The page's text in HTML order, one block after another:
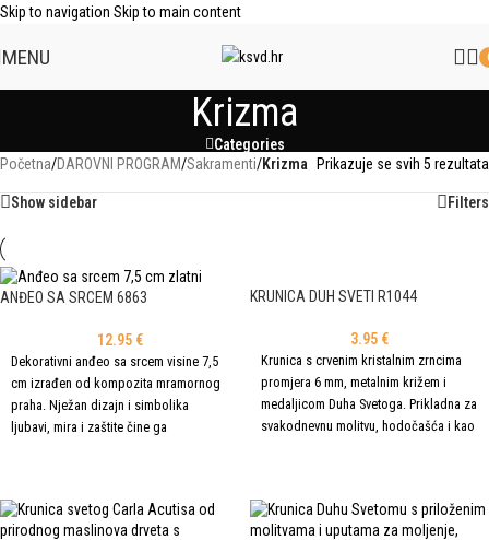
Skip to navigation Skip to main content
MENU
Krizma
Categories
Početna/DAROVNI PROGRAM/Sakramenti/Krizma Prikazuje se svih 5 rezultata
Show sidebar Filters
ANĐEO SA SRCEM 6863
12.95 €
Dekorativni anđeo sa srcem visine 7,5
cm izrađen od kompozita mramornog
praha. Nježan dizajn i simbolika
ljubavi, mira i zaštite čine ga
plavoj i rozoj boji.
KRUNICA DUH SVETI R1044
3.95 €
Krunica s crvenim kristalnim zrncima
promjera 6 mm, metalnim križem i
medaljicom Duha Svetoga. Prikladna za
svakodnevnu molitvu, hodočašća i kao